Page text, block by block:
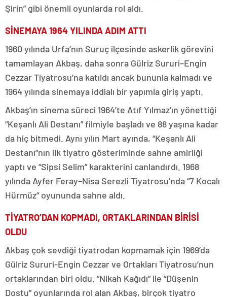
Şirin” gibi önemli oyunlarda rol aldı.
SİNEMAYA 1964 YILINDA ADIM ATTI
1960 yılında Urfa’nın Suruç ilçesinde askerlik görevini
tamamlayan Akbaş, daha sonra Gülriz Sururi–Engin
Cezzar Tiyatrosu’na katıldı ancak bununla kalmadı ve
1964 yılında sinemaya iddialı bir yapımla giriş yaptı.
Akbaş’ın sinema süreci 1964’te Atıf Yılmaz’ın yönettiği
“Keşanlı Ali Destanı” filmiyle başladı ve 88 yaşına kadar
da hiç bitmedi. Aynı yılın Mart ayında, “Keşanlı Ali
Destanı”nın ilk tiyatro gösteriminde sahne amirliği
yaptı ve “Sipsi Selim” karakterini canlandırdı. 1968
yılında Ayfer Feray–Nisa Serezli Tiyatrosu’nda “7 Kocalı
Hürmüz” oyununda sahne aldı.
TİYATRO’DAN KOPMADI, ORTAKLARINDAN BİRİSİ
OLDU
Akbaş çok sevdiği tiyatrodan kopmamak için 1969’da
Gülriz Sururi-Engin Cezzar ve Ortakları Tiyatrosu’nun
ortaklarından biri oldu. “Nikah Kağıdı” ile “Düşenin
Dostu” oyunlarında rol alan Akbaş, birçok tiyatro